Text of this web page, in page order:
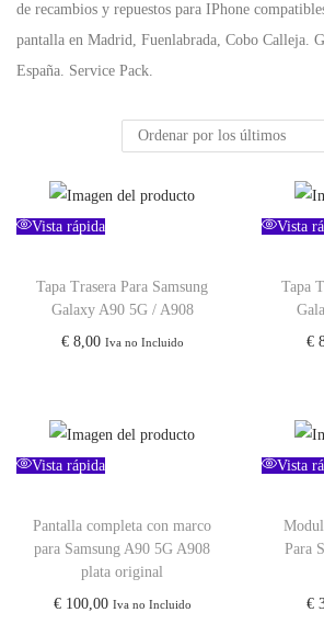
de recambios y repuestos para IPhone
pantalla en Madrid, Fuenlabrada, Cobo Calleja.
España. Service Pack.
Vista rápida
Tapa Trasera Para Samsung
Galaxy A90 5G / A908
€8,00 Iva no Incluido
Vista
Tapa
€
Vista rápida
Pantalla completa con marco
para Samsung A90 5G A908
plata original
€100,00 Iva no Incluido
Vista
Para
€